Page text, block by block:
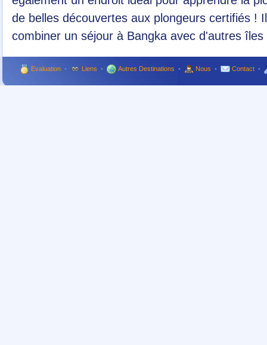
de belles découvertes aux plongeurs certifiés !
combiner un séjour à Bangka avec d'autres
Evaluation • Liens • Autres Destinations • Nous • Contact •